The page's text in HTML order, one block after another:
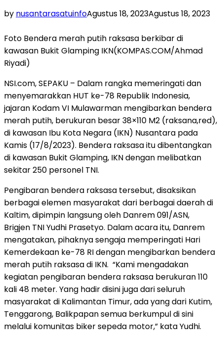
by nusantarasatuinfoAgustus 18, 2023Agustus 18, 2023
Foto Bendera merah putih raksasa berkibar di
kawasan Bukit Glamping IKN(KOMPAS.COM/Ahmad
Riyadi)
NSI.com, SEPAKU – Dalam rangka memeringati dan
menyemarakkan HUT ke-78 Republik Indonesia,
jajaran Kodam VI Mulawarman mengibarkan bendera
merah putih, berukuran besar 38×110 M2 (raksana,red),
di kawasan Ibu Kota Negara (IKN) Nusantara pada
Kamis (17/8/2023). Bendera raksasa itu dibentangkan
di kawasan Bukit Glamping, IKN dengan melibatkan
sekitar 250 personel TNI.
Pengibaran bendera raksasa tersebut, disaksikan
berbagai elemen masyarakat dari berbagai daerah di
Kaltim, dipimpin langsung oleh Danrem 091/ASN,
Brigjen TNI Yudhi Prasetyo. Dalam acara itu, Danrem
mengatakan, pihaknya sengaja memperingati Hari
Kemerdekaan ke-78 RI dengan mengibarkan bendera
merah putih raksasa di IKN. “Kami mengadakan
kegiatan pengibaran bendera raksasa berukuran 110
kali 48 meter. Yang hadir disini juga dari seluruh
masyarakat di Kalimantan Timur, ada yang dari Kutim,
Tenggarong, Balikpapan semua berkumpul di sini
melalui komunitas biker sepeda motor,” kata Yudhi.